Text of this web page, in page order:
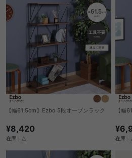
【幅61.5cm】Ezbo 5段オープンラック
¥8,420
在庫：△
【幅
在庫